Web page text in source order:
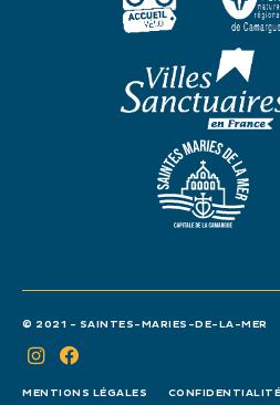
© 2021 - SAINTES-MARIES-DE-LA-MER
MENTIONS LÉGALES CONFIDENTIALITÉ